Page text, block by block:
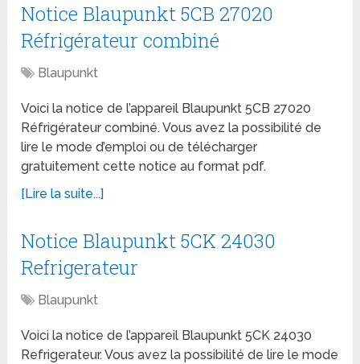
Notice Blaupunkt 5CB 27020
Réfrigérateur combiné
Blaupunkt
Voici la notice de l’appareil Blaupunkt 5CB 27020
Réfrigérateur combiné. Vous avez la possibilité de
lire le mode d’emploi ou de télécharger
gratuitement cette notice au format pdf.
[Lire la suite...]
Notice Blaupunkt 5CK 24030
Refrigerateur
Blaupunkt
Voici la notice de l’appareil Blaupunkt 5CK 24030
Refrigerateur. Vous avez la possibilité de lire le mode